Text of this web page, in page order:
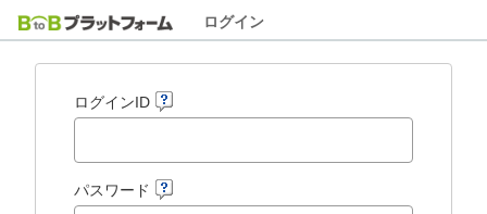
ログイン
ログインID
パスワード